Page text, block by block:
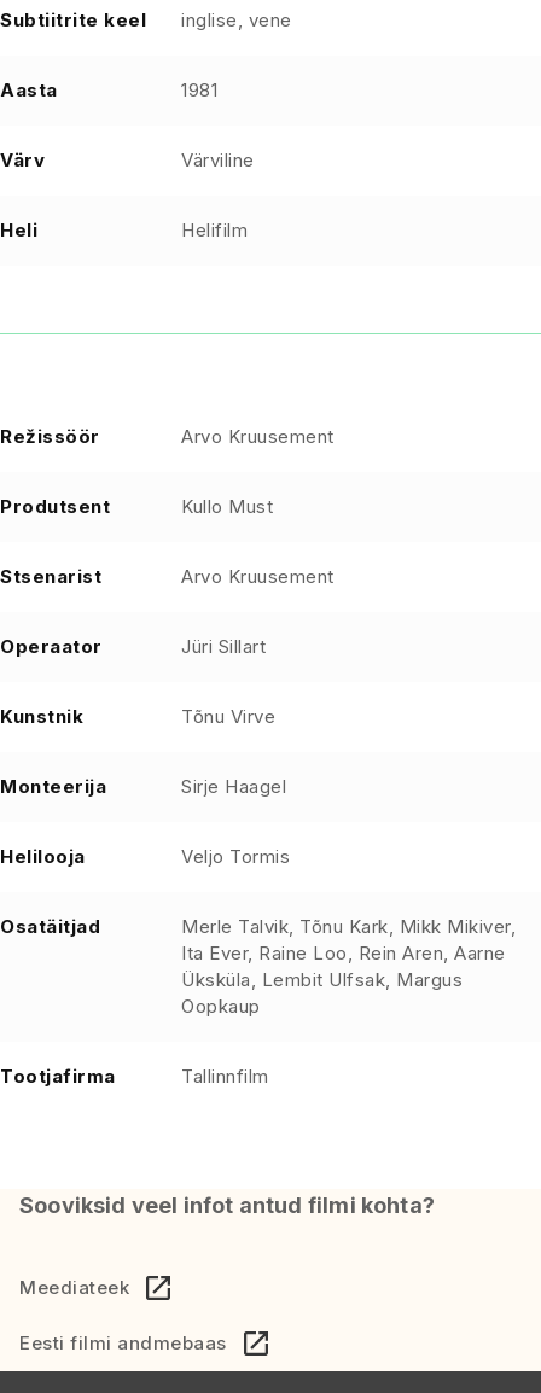
Subtiitrite keel inglise, vene
Aasta 1981
Värv Värviline
Heli Helifilm
Režissöör Arvo Kruusement
Produtsent Kullo Must
Stsenarist Arvo Kruusement
Operaator Jüri Sillart
Kunstnik Tõnu Virve
Monteerija Sirje Haagel
Helilooja Veljo Tormis
Osatäitjad
Merle Talvik, Tõnu Kark, Mikk Mikiver,
Ita Ever, Raine Loo, Rein Aren, Aarne
Üksküla, Lembit Ulfsak, Margus
Oopkaup
Tootjafirma Tallinnfilm
Sooviksid veel infot antud filmi kohta?
Meediateek
Eesti filmi andmebaas